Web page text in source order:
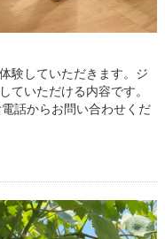
験していただきます。ジ
ていただける内容です。
話からお問い合わせくだ